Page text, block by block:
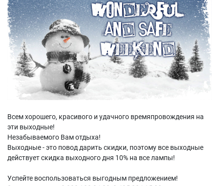
Всем хорошего, красивого и удачного времяпровождения на
эти выходные!
Незабываемого Вам отдыха!
Выходные - это повод дарить скидки, поэтому все выходные
действует скидка выходного дня 10% на все лампы!
Успейте воспользоваться выгодным предложением!